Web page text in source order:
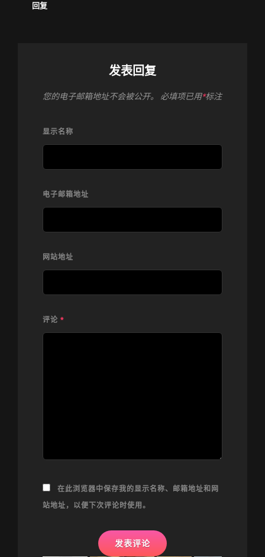
回复
发表回复
您的电子邮箱地址不会被公开。 必填项已用*标注
显示名称
电子邮箱地址
网站地址
评论 *
在此浏览器中保存我的显示名称、邮箱地址和网
站地址，以便下次评论时使用。